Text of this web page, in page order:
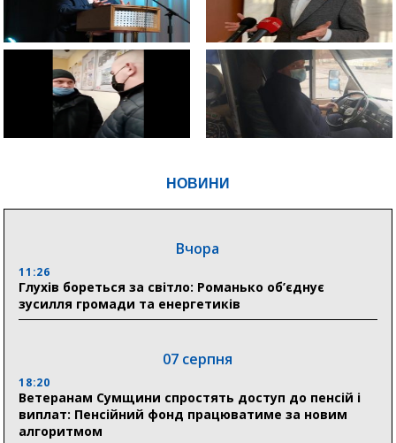
НОВИНИ
Вчора
11:26
Глухів бореться за світло: Романько об’єднує
зусилля громади та енергетиків
07 серпня
18:20
Ветеранам Сумщини спростять доступ до пенсій і
виплат: Пенсійний фонд працюватиме за новим
алгоритмом